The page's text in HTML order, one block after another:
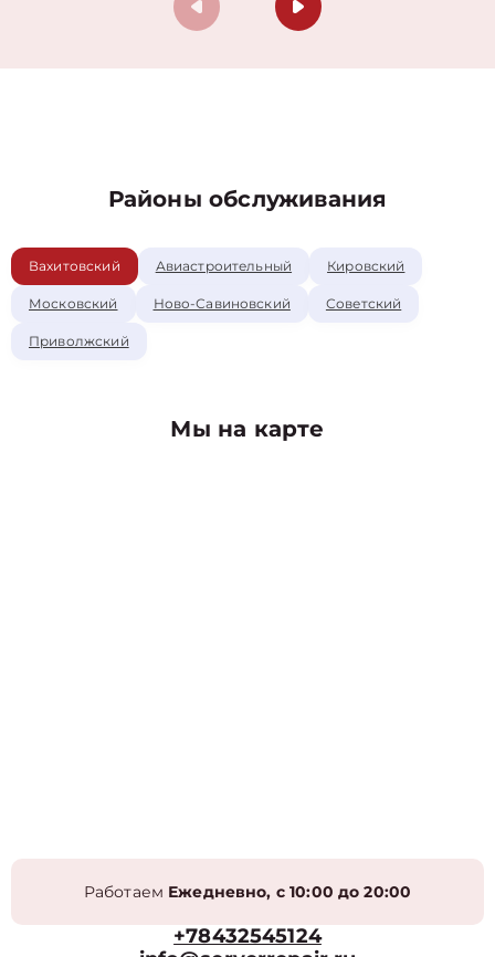
Районы обслуживания
Вахитовский Авиастроительный Кировский
Московский Ново-Савиновский Советский
Приволжский
Мы на карте
Работаем Ежедневно, с 10:00 до 20:00
+78432545124